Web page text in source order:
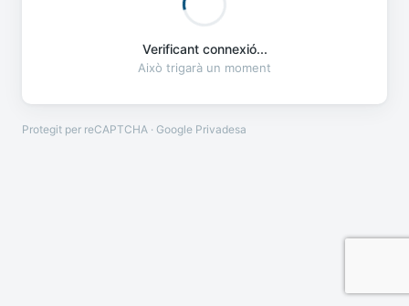
Verificant connexió...
Això trigarà un moment
Protegit per reCAPTCHA · Google Privadesa